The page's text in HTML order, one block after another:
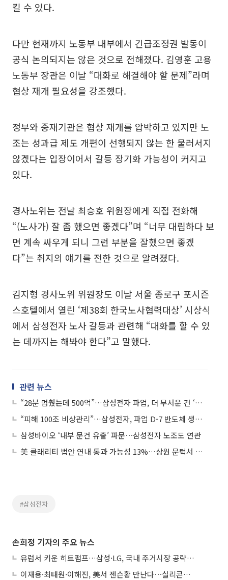
킬 수 있다.
다만 현재까지 노동부 내부에서 긴급조정권 발동이
공식 논의되지는 않은 것으로 전해졌다. 김영훈 고용
노동부 장관은 이날 “대화로 해결해야 할 문제”라며
협상 재개 필요성을 강조했다.
정부와 중재기관은 협상 재개를 압박하고 있지만 노
조는 성과급 제도 개편이 선행되지 않는 한 물러서지
않겠다는 입장이어서 갈등 장기화 가능성이 커지고
있다.
경사노위는 전날 최승호 위원장에게 직접 전화해
“(노사가) 잘 좀 했으면 좋겠다”며 “너무 대립하다 보
면 계속 싸우게 되니 그런 부분을 잘했으면 좋겠
다”는 취지의 얘기를 전한 것으로 알려졌다.
김지형 경사노위 위원장도 이날 서울 종로구 포시즌
스호텔에서 열린 ‘제38회 한국노사협력대상’ 시상식
에서 삼성전자 노사 갈등과 관련해 “대화를 할 수 있
는 데까지는 해봐야 한다”고 말했다.
관련 뉴스
“28분 멈췄는데 500억”…삼성전자 파업, 더 무서운 건 ‘보이지 않는 손실’
“피해 100조 비상관리”…삼성전자, 파업 D-7 반도체 생산라인 비상체제
삼성바이오 ‘내부 문건 유출’ 파문⋯삼성전자 노조도 연관
美 클래리티 법안 연내 통과 가능성 13%…상원 문턱서 제동
#삼성전자
손희정 기자의 주요 뉴스
유럽서 키운 히트펌프…삼성·LG, 국내 주거시장 공략 ‘속도’
이재용·최태원·이해진, 美서 젠슨황 만난다⋯실리콘밸리 집결하는 AI리더